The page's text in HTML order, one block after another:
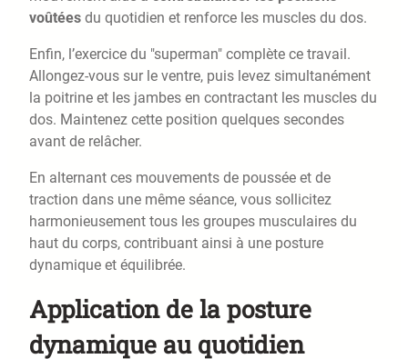
voûtées du quotidien et renforce les muscles du dos.
Enfin, l’exercice du "superman" complète ce travail.
Allongez-vous sur le ventre, puis levez simultanément
la poitrine et les jambes en contractant les muscles du
dos. Maintenez cette position quelques secondes
avant de relâcher.
En alternant ces mouvements de poussée et de
traction dans une même séance, vous sollicitez
harmonieusement tous les groupes musculaires du
haut du corps, contribuant ainsi à une posture
dynamique et équilibrée.
Application de la posture
dynamique au quotidien